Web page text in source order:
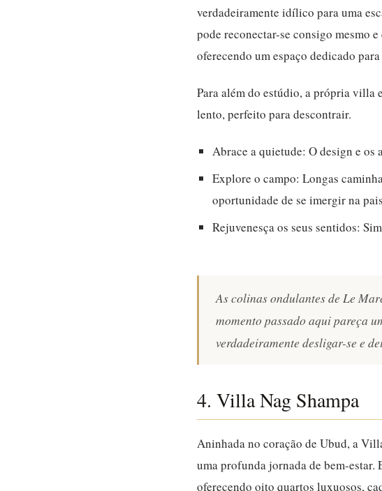
verdadeiramente idílico para uma
pode reconectar-se consigo mesmo
oferecendo um espaço dedicado
Para além do estúdio, a própria
lento, perfeito para descontrair.
Abrace a quietude: O design e os
Explore o campo: Longas
oportunidade de se imergir na
Rejuvenesça os seus sentidos:
As colinas ondulantes de Le
momento passado aqui pareça
verdadeiramente desligar-se e
4. Villa Nag Shampa
Aninhada no coração de Ubud, a
uma profunda jornada de bem-estar.
oferecendo oito quartos luxuosos,